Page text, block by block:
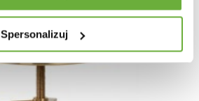
Spersonalizuj